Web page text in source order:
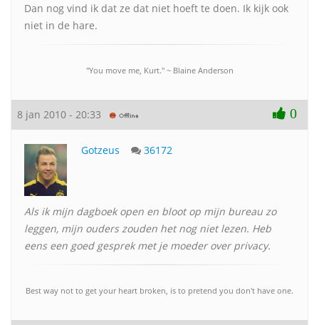
Dan nog vind ik dat ze dat niet hoeft te doen. Ik kijk ook
niet in de hare.
"You move me, Kurt." ~ Blaine Anderson
8 jan 2010 - 20:33 0
Gotzeus 36172
Als ik mijn dagboek open en bloot op mijn bureau zo
leggen, mijn ouders zouden het nog niet lezen. Heb
eens een goed gesprek met je moeder over privacy.
Best way not to get your heart broken, is to pretend you don't have one.